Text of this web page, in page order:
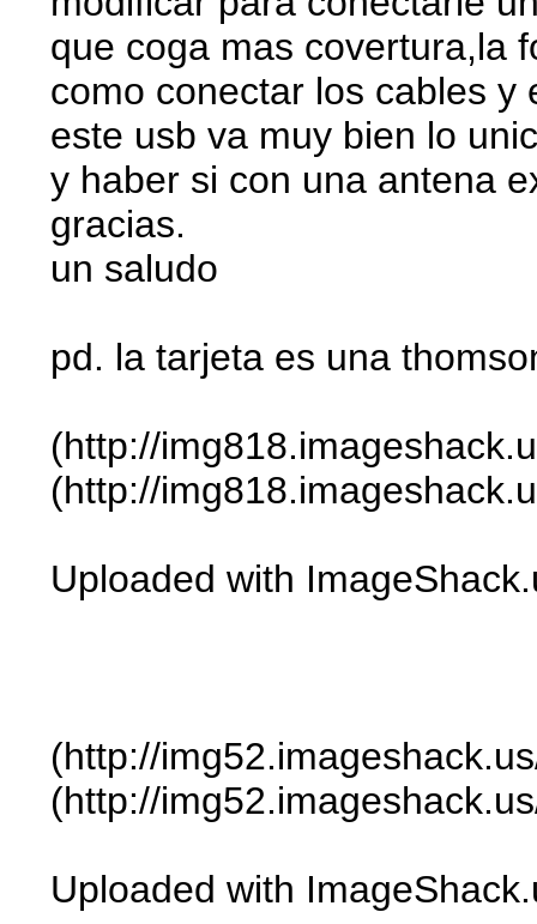
que coga mas covertura,la
como conectar los cables
este usb va muy bien lo
y haber si con una antena
gracias.
un saludo
pd. la tarjeta es una
(http://
(http://
Uploaded with
(http://
(http://
Uploaded with